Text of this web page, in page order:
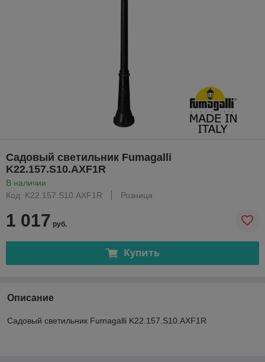
Садовый светильник Fumagalli
K22.157.S10.AXF1R
В наличии
Код: K22.157.S10.AXF1R
Розница
1 017 руб.
Купить
Описание
Садовый светильник Fumagalli K22.157.S10.AXF1R